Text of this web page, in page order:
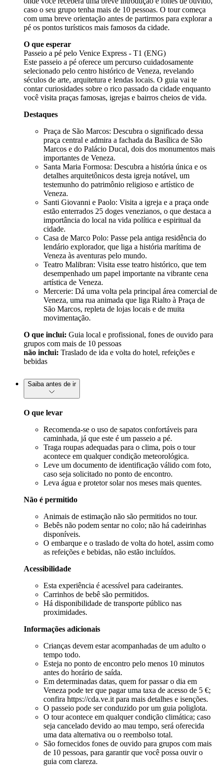
caso o seu grupo tenha mais de 10 pessoas. O tour começa
com uma breve orientação antes de partirmos para explorar a
pé os pontos turísticos mais famosos da cidade.
O que esperar
Passeio a pé pelo Venice Express - T1 (ENG)
Este passeio a pé oferece um percurso cuidadosamente
selecionado pelo centro histórico de Veneza, revelando
séculos de arte, arquitetura e lendas locais. O guia vai te
contar curiosidades sobre o rico passado da cidade enquanto
você visita praças famosas, igrejas e bairros cheios de vida.
Destaques
Praça de São Marcos: Descubra o significado dessa
praça central e admira a fachada da Basílica de São
Marcos e do Palácio Ducal, dois dos monumentos mais
importantes de Veneza.
Santa Maria Formosa: Descubra a história única e os
detalhes arquitetônicos desta igreja notável, um
testemunho do patrimônio religioso e artístico de
Veneza.
Santi Giovanni e Paolo: Visita a igreja e a praça onde
estão enterrados 25 doges venezianos, o que destaca a
importância do local na vida política e espiritual da
cidade.
Casa de Marco Polo: Passe pela antiga residência do
lendário explorador, que liga a história marítima de
Veneza às aventuras pelo mundo.
Teatro Malibran: Visita esse teatro histórico, que tem
desempenhado um papel importante na vibrante cena
artística de Veneza.
Mercerie: Dá uma volta pela principal área comercial de
Veneza, uma rua animada que liga Rialto à Praça de
São Marcos, repleta de lojas locais e de muita
movimentação.
O que inclui: Guia local e profissional, fones de ouvido para
grupos com mais de 10 pessoas
não inclui: Traslado de ida e volta do hotel, refeições e
bebidas
Saiba antes de ir
O que levar
Recomenda-se o uso de sapatos confortáveis para
caminhada, já que este é um passeio a pé.
Traga roupas adequadas para o clima, pois o tour
acontece em qualquer condição meteorológica.
Leve um documento de identificação válido com foto,
caso seja solicitado no ponto de encontro.
Leva água e protetor solar nos meses mais quentes.
Não é permitido
Animais de estimação não são permitidos no tour.
Bebês não podem sentar no colo; não há cadeirinhas
disponíveis.
O embarque e o traslado de volta do hotel, assim como
as refeições e bebidas, não estão incluídos.
Acessibilidade
Esta experiência é acessível para cadeirantes.
Carrinhos de bebê são permitidos.
Há disponibilidade de transporte público nas
proximidades.
Informações adicionais
Crianças devem estar acompanhadas de um adulto o
tempo todo.
Esteja no ponto de encontro pelo menos 10 minutos
antes do horário de saída.
Em determinadas datas, quem for passar o dia em
Veneza pode ter que pagar uma taxa de acesso de 5 €;
confira https://cda.ve.it para mais detalhes e isenções.
O passeio pode ser conduzido por um guia poliglota.
O tour acontece em qualquer condição climática; caso
seja cancelado devido ao mau tempo, será oferecida
uma data alternativa ou o reembolso total.
São fornecidos fones de ouvido para grupos com mais
de 10 pessoas, para garantir que você possa ouvir o
guia com clareza.